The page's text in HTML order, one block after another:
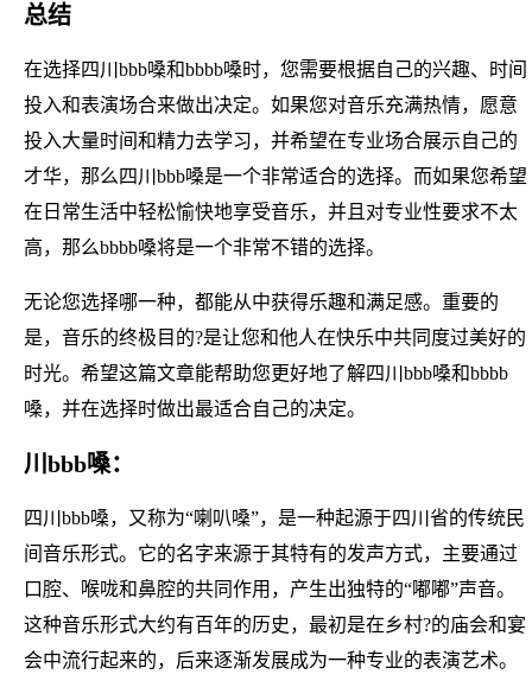
总结
在选择四川bbb嗓和bbbb嗓时，您需要根据自己的兴趣、时间
投入和表演场合来做出决定。如果您对音乐充满热情，愿意
投入大量时间和精力去学习，并希望在专业场合展示自己的
才华，那么四川bbb嗓是一个非常适合的选择。而如果您希望
在日常生活中轻松愉快地享受音乐，并且对专业性要求不太
高，那么bbbb嗓将是一个非常不错的选择。
无论您选择哪一种，都能从中获得乐趣和满足感。重要的
是，音乐的终极目的?是让您和他人在快乐中共同度过美好的
时光。希望这篇文章能帮助您更好地了解四川bbb嗓和bbbb
嗓，并在选择时做出最适合自己的决定。
川bbb嗓：
四川bbb嗓，又称为“喇叭嗓”，是一种起源于四川省的传统民
间音乐形式。它的名字来源于其特有的发声方式，主要通过
口腔、喉咙和鼻腔的共同作用，产生出独特的“嘟嘟”声音。
这种音乐形式大约有百年的历史，最初是在乡村?的庙会和宴
会中流行起来的，后来逐渐发展成为一种专业的表演艺术。